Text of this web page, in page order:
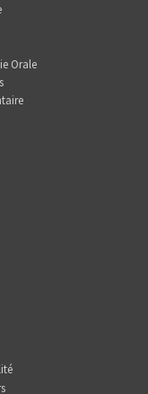
Orale